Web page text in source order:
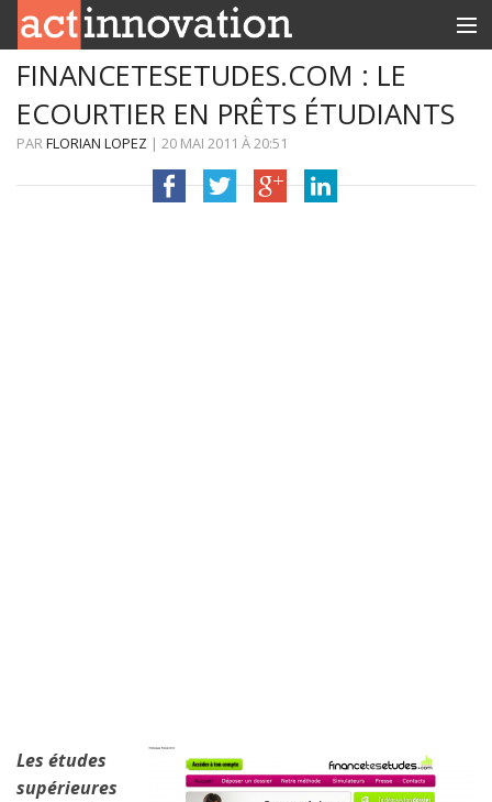
RUBRIQUES
INNOBOX
FINANCETESETUDES.COM : LE
ECOURTIER EN PRÊTS ÉTUDIANTS
PARFLORIAN LOPEZ | 20 MAI 2011 À20:51
Les études
supérieures